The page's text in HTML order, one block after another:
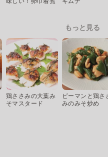
もっと見る
鶏ささみの大葉み
そマスタード
ピーマンと鶏さ
みのみそ炒め